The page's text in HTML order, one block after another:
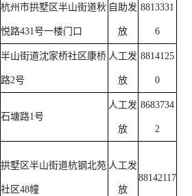
杭州市拱墅区半山街道秋
悦路431号一楼门口
自助发
放
8813331
6
半山街道沈家桥社区康桥
路2号
人工发
放
8814125
0
石塘路1号
人工发
放
8683734
2
拱墅区半山街道杭钢北苑
社区48幢
人工发
放
88142117